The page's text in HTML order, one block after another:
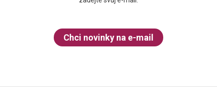
Chci novinky na e-mail